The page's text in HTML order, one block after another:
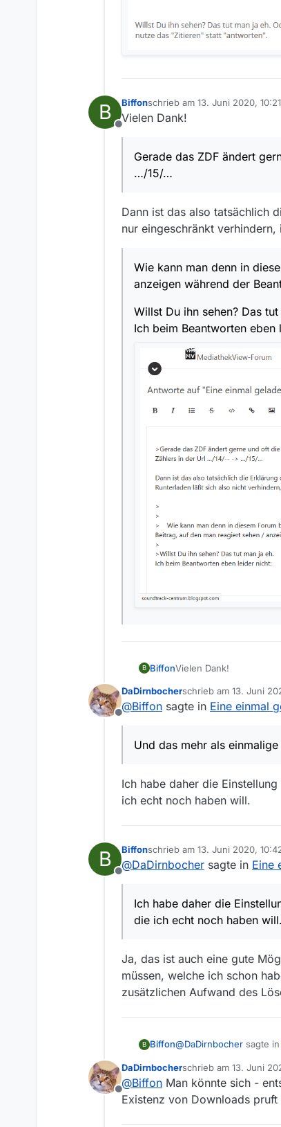
B
Offline
Biffonschrieb am 13. Juni 2020, 10:21
zuletzt editiert von
Vielen Dank!
Gerade das ZDF ändert
…/15/…
Dann ist das also tatsächlich
nur eingeschränkt verhindern,
Wie kann man denn in
anzeigen während der
Willst Du ihn sehen? Das
Ich beim Beantworten eben
B BiffonVielen Dank!
Gerade das ZDF
Dann ist das also
eingeschränkt
Wie kann man
anzeigen während
Offline
DaDirnbocherschrieb am 13. Juni
zuletzt editiert von
@Biffon sagte in Eine einmal
Und das mehr als
Ich habe daher die
ich echt noch haben will.
B
Offline
Biffonschrieb am 13. Juni 2020,
zuletzt editiert von
@DaDirnbocher sagte in Eine
Ich habe daher die
die ich echt noch haben will.
Ja, das ist auch eine gute
müssen, welche ich schon
zusätzlichen Aufwand des
B Biffon@DaDirnbocher sagte in
Ich habe daher die
echt noch haben will.
Ja, das ist auch eine
Offline
DaDirnbocherschrieb am 13. Juni
zuletzt editiert von
@Biffon Man könnte sich -
Existenz von Downloads